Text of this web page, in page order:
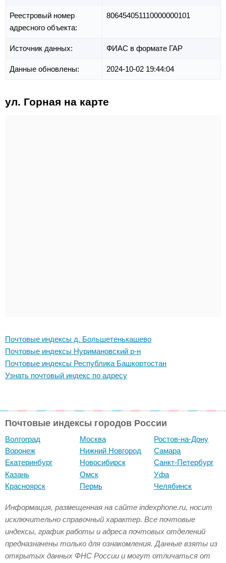
Реестровый номер
адресного объекта:
806454051110000000101
Источник данных: ФИАС в формате ГАР
Данные обновлены: 2024-10-02 19:44:04
ул. Горная на карте
Почтовые индексы д. Большетенькашево
Почтовые индексы Нуримановский р-н
Почтовые индексы Республика Башкортостан
Узнать почтовый индекс по адресу
Почтовые индексы городов России
Волгоград
Воронеж
Екатеринбург
Казань
Красноярск
Москва
Нижний Новгород
Новосибирск
Омск
Пермь
Ростов-на-Дону
Самара
Санкт-Петербург
Уфа
Челябинск
Информация, размещенная на сайте indexphone.ru, носит
исключительно справочный характер. Все почтовые
индексы, график работы и адреса почтовых отделений
предназначены только для ознакомления. Данные взяты из
открытых данных ФНС России и могут отличаться от